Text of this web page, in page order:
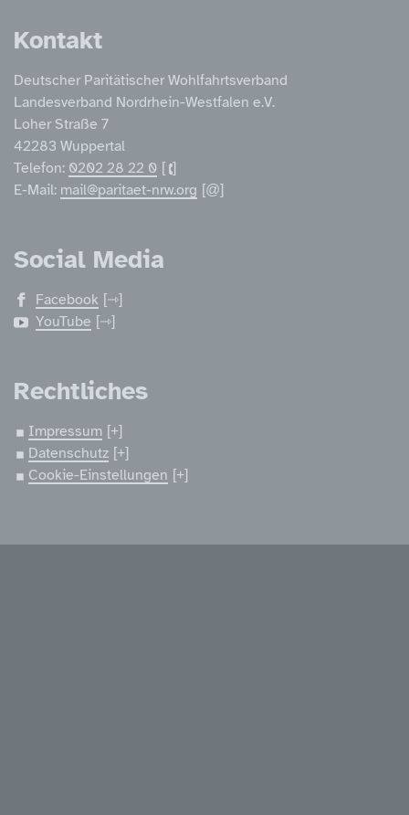
Kontakt
Deutscher Paritätischer Wohlfahrtsverband
Landesverband Nordrhein-Westfalen e.V.
Loher Straße 7
42283 Wuppertal
Telefon: 0202 28 22 0
E-Mail: mail@paritaet-nrw.org
Social Media
Facebook
YouTube
Rechtliches
Impressum
Datenschutz
Cookie-Einstellungen